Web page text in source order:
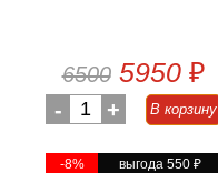
6500 5950 ₽
- 1 + В корзину
-8% выгода 550 ₽